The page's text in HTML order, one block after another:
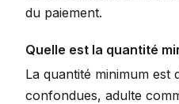
du paiement.
Quelle est la quantité
La quantité minimum est
confondues, adulte